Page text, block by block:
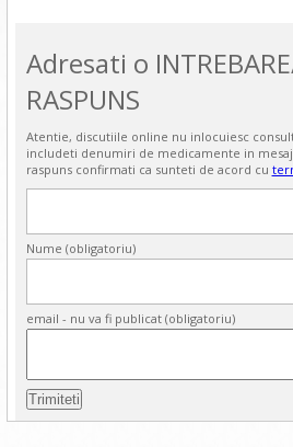
Adresati o
RASPUNS
Atentie, discutiile online nu inlocuiesc
includeti denumiri de medicamente in
raspuns confirmati ca sunteti de acord cu
Nume (obligatoriu)
email - nu va fi publicat (obligatoriu)